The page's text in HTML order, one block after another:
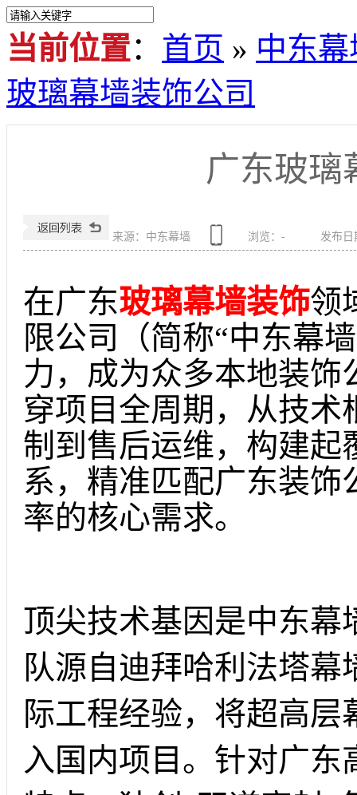
当前位置： 首页 » 中东
玻璃幕墙装饰公司
广东玻璃
来源：中东幕墙 浏览： - 发布日
在广东玻璃幕墙装饰领
限公司（简称“中东幕
力，成为众多本地装
穿项目全周期，从技
制到售后运维，构建起
系，精准匹配广东装
率的核心需求。
顶尖技术基因是中东幕
队源自迪拜哈利法塔
际工程经验，将超高
入国内项目。针对广